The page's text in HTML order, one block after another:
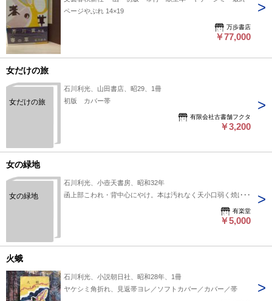
ページやぶれ 14×19
万歩書店
￥77,000
女だけの旅
女だけの旅
石川利光、山田書店、昭29、1冊
初版 カバー帯
有限会社古書舗フクタ
￥3,200
女の緑地
女の緑地
石川利光、小壺天書房、昭和32年
函上部こわれ・背中心にやけ。本は汚れなく天小口弱く焼け。
有楽堂
￥5,000
火蛾
石川利光、小説朝日社、昭和28年、1冊
ヤケシミ角折れ、見返帯ヨレ／ソフトカバー／カバー／帯